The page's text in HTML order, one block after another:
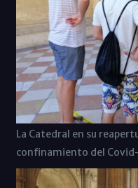
La Catedral en su
confinamiento del